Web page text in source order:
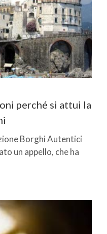
perché si attui la
Borghi Autentici
un appello, che ha